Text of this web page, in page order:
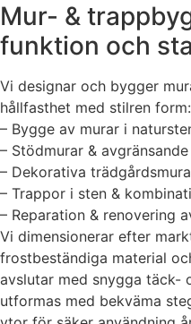
Mur- &
funktion och
Vi designar och bygger
hållfasthet med stilren form:
– Bygge av murar i
– Stödmurar &
– Dekorativa
– Trappor i sten &
– Reparation & renovering
Vi dimensionerar efter
frostbeständiga material
avslutar med snygga täck-
utformas med bekväma